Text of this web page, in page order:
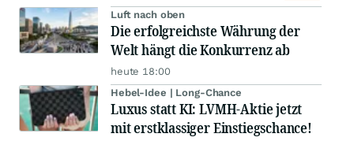
Luft nach oben
Die erfolgreichste Währung der
Welt hängt die Konkurrenz ab
heute 18:00
Hebel-Idee | Long-Chance
Luxus statt KI: LVMH-Aktie jetzt
mit erstklassiger Einstiegschance!